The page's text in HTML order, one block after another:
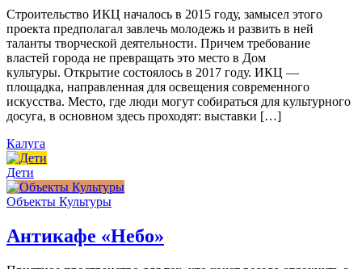
Строительство ИКЦ началось в 2015 году, замысел этого
проекта предполагал завлечь молодежь и развить в ней
таланты творческой деятельности. Причем требование
властей города не превращать это место в Дом
культуры. Открытие состоялось в 2017 году. ИКЦ —
площадка, направленная для освещения современного
искусства. Место, где люди могут собираться для культурного
досуга, в основном здесь проходят: выставки […]
Калуга
Дети
Объекты Культуры
Антикафе «Небо»